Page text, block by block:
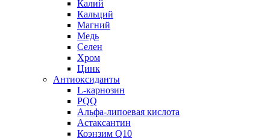
Калий
Кальций
Магний
Медь
Селен
Хром
Цинк
Антиоксиданты
L-карнозин
PQQ
Альфа-липоевая кислота
Астаксантин
Коэнзим Q10